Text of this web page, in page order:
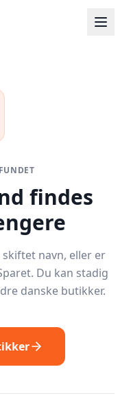
findes
navn, eller er
Du kan stadig
danske butikker.